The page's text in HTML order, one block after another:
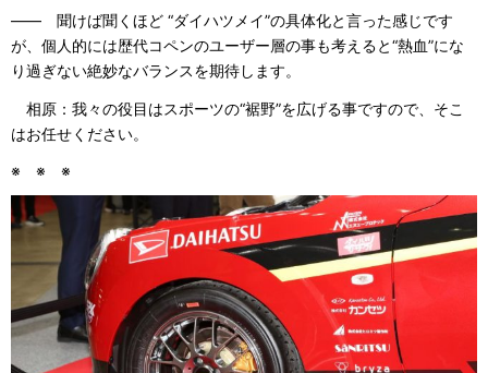
―― 聞けば聞くほど “ダイハツメイ”の具体化と言った感じです
が、個人的には歴代コペンのユーザー層の事も考えると“熱血”にな
り過ぎない絶妙なバランスを期待します。
相原：我々の役目はスポーツの“裾野”を広げる事ですので、そこ
はお任せください。
※ ※ ※